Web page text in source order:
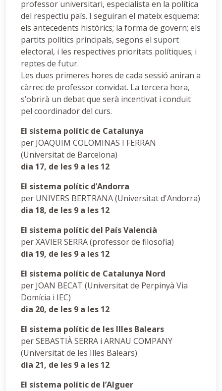
professor universitari, especialista en la política
del respectiu país. I seguiran el mateix esquema:
els antecedents històrics; la forma de govern; els
partits polítics principals, segons el suport
electoral, i les respectives prioritats polítiques; i
reptes de futur.
Les dues primeres hores de cada sessió aniran a
càrrec de professor convidat. La tercera hora,
s’obrirà un debat que serà incentivat i conduit
pel coordinador del curs.
El sistema polític de Catalunya
per JOAQUIM COLOMINAS I FERRAN
(Universitat de Barcelona)
dia 17, de les 9 a les 12
El sistema polític d’Andorra
per UNIVERS BERTRANA (Universitat d'Andorra)
dia 18, de les 9 a les 12
El sistema polític del País Valencià
per XAVIER SERRA (professor de filosofia)
dia 19, de les 9 a les 12
El sistema polític de Catalunya Nord
per JOAN BECAT (Universitat de Perpinyà Via
Domícia i IEC)
dia 20, de les 9 a les 12
El sistema polític de les Illes Balears
per SEBASTIÀ SERRA i ARNAU COMPANY
(Universitat de les Illes Balears)
dia 21, de les 9 a les 12
El sistema polític de l’Alguer